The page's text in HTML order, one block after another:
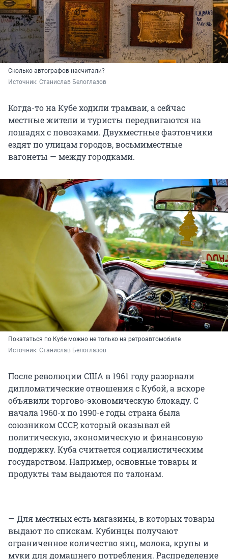
Сколько автографов насчитали?
Источник: Станислав Белоглазов
Когда-то на Кубе ходили трамваи, а сейчас
местные жители и туристы передвигаются на
лошадях с повозками. Двухместные фаэтончики
ездят по улицам городов, восьмиместные
вагонеты — между городками.
Покататься по Кубе можно не только на ретроавтомобиле
Источник: Станислав Белоглазов
После революции США в 1961 году разорвали
дипломатические отношения с Кубой, а вскоре
объявили торгово-экономическую блокаду. С
начала 1960-х по 1990-е годы страна была
союзником СССР, который оказывал ей
политическую, экономическую и финансовую
поддержку. Куба считается социалистическим
государством. Например, основные товары и
продукты там выдаются по талонам.
— Для местных есть магазины, в которых товары
выдают по спискам. Кубинцы получают
ограниченное количество яиц, молока, крупы и
муки для домашнего потребления. Распределение